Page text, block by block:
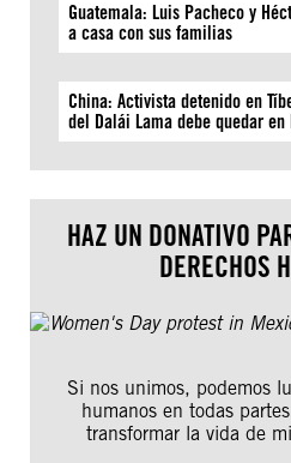
Guatemala: Luis Pacheco y
a casa con sus familias
China: Activista detenido en
del Dalái Lama debe quedar
HAZ UN DONATIVO
DERECHOS
Si nos unimos, podemos
humanos en todas
transformar la vida de